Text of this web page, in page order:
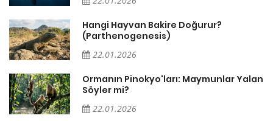
Hangi Hayvan Bakire Doğurur?
(Parthenogenesis)
22.01.2026
Ormanın Pinokyo'ları: Maymunlar Yalan
Söyler mi?
22.01.2026